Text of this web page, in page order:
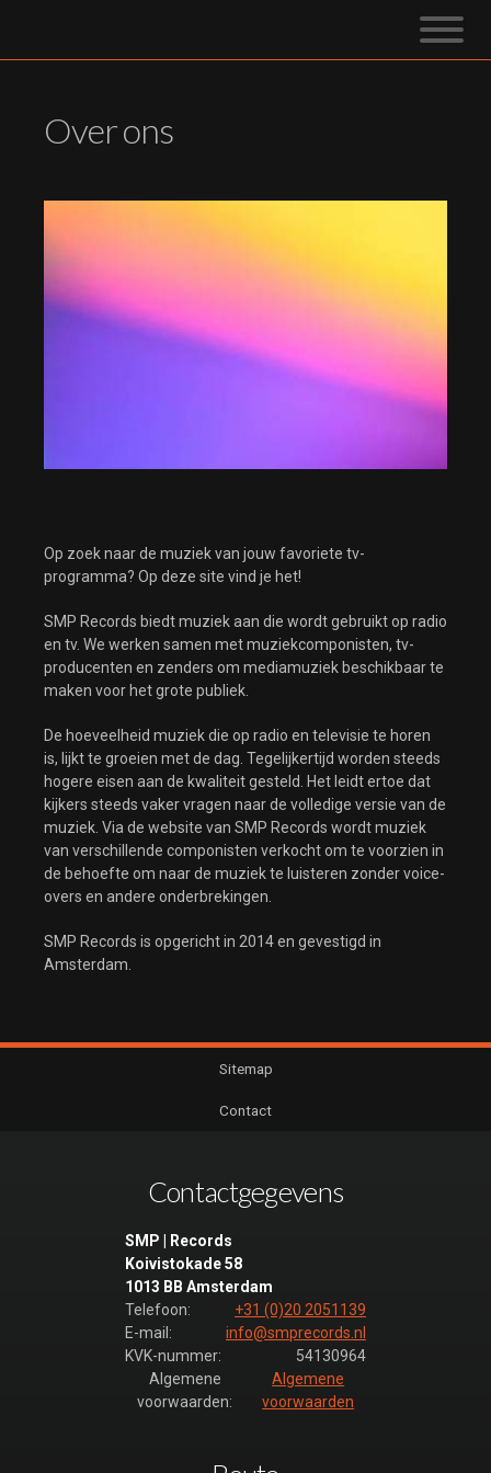
Over ons
Op zoek naar de muziek van jouw favoriete tv-
programma? Op deze site vind je het!
SMP Records biedt muziek aan die wordt gebruikt op radio
en tv. We werken samen met muziekcomponisten, tv-
producenten en zenders om mediamuziek beschikbaar te
maken voor het grote publiek.
De hoeveelheid muziek die op radio en televisie te horen
is, lijkt te groeien met de dag. Tegelijkertijd worden steeds
hogere eisen aan de kwaliteit gesteld. Het leidt ertoe dat
kijkers steeds vaker vragen naar de volledige versie van de
muziek. Via de website van SMP Records wordt muziek
van verschillende componisten verkocht om te voorzien in
de behoefte om naar de muziek te luisteren zonder voice-
overs en andere onderbrekingen.
SMP Records is opgericht in 2014 en gevestigd in
Amsterdam.
Sitemap
Contact
Contactgegevens
SMP | Records
Koivistokade 58
1013 BB Amsterdam
Telefoon:
+31 (0)20 2051139
E-mail:
info@smprecords.nl
KVK-nummer:
54130964
Algemene
voorwaarden:
Algemene
voorwaarden